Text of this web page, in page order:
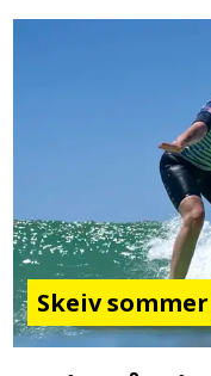
Skeiv sommer